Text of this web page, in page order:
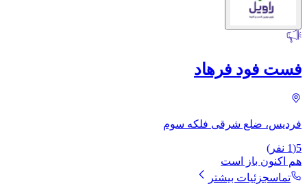
فست فود فرهاد
فردیس، ضلع شرقی فلکه سوم
5
(
1 نفر)
هم اکنون باز است
تماسجزئیات بیشتر